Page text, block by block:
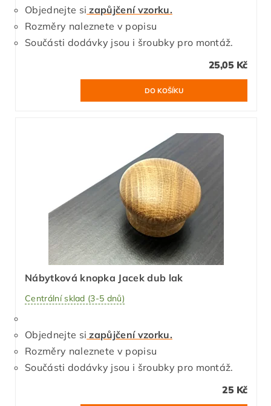
Objednejte si zapůjčení vzorku.
Rozměry naleznete v popisu
Součásti dodávky jsou i šroubky pro montáž.
25,05 Kč
Nábytková knopka Jacek dub lak
Centrální sklad (3-5 dnů)
Objednejte si zapůjčení vzorku.
Rozměry naleznete v popisu
Součásti dodávky jsou i šroubky pro montáž.
25 Kč